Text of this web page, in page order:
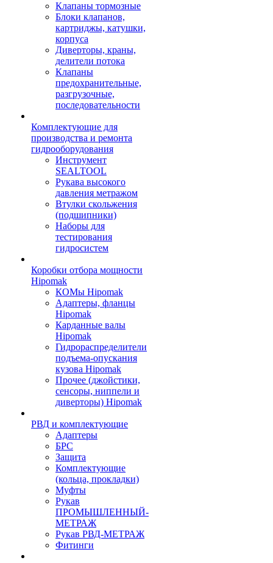
Клапаны тормозные
Блоки клапанов,
картриджы, катушки,
корпуса
Диверторы, краны,
делители потока
Клапаны
предохранительные,
разгрузочные,
последовательности
Комплектующие для
производства и ремонта
гидрооборудования
Инструмент
SEALTOOL
Рукава высокого
давления метражом
Втулки скольжения
(подшипники)
Наборы для
тестирования
гидросистем
Коробки отбора мощности
Hipomak
КОМы Hipomak
Адаптеры, фланцы
Hipomak
Карданные валы
Hipomak
Гидрораспределители
подъема-опускания
кузова Hipomak
Прочее (джойстики,
сенсоры, ниппели и
диверторы) Hipomak
РВД и комплектующие
Адаптеры
БРС
Защита
Комплектующие
(кольца, прокладки)
Муфты
Рукав
ПРОМЫШЛЕННЫЙ-
МЕТРАЖ
Рукав РВД-МЕТРАЖ
Фитинги